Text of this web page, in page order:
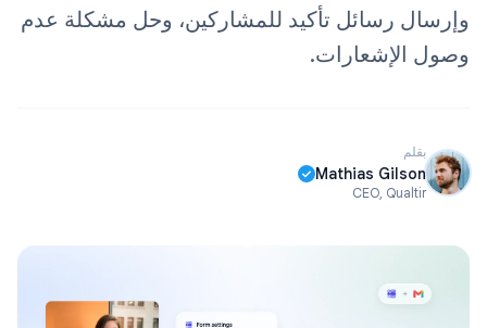
وإرسال رسائل تأكيد للمشاركين، وحل مشكلة عدم
وصول الإشعارات.
بقلم
Mathias Gilson
CEO, Qualtir